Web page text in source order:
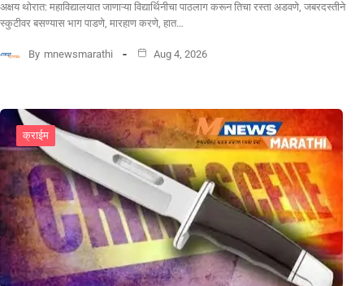
अक्षय थोरात: महाविद्यालयात जाणाऱ्या विद्यार्थिनीचा पाठलाग करून तिचा रस्ता अडवणे, जबरदस्तीने
स्कुटीवर बसण्यास भाग पाडणे, मारहाण करणे, हात…
By mnewsmarathi Aug 4, 2026
क्राईम